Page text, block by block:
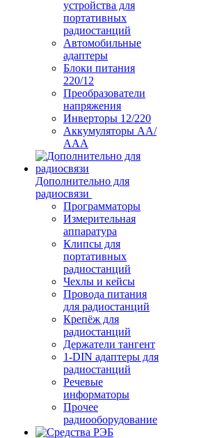
устройства для
портативных
радиостанций
Автомобильные
адаптеры
Блоки питания
220/12
Преобразователи
напряжения
Инверторы 12/220
Аккумуляторы АА/
ААА
Дополнительно для
радиосвязи
Программаторы
Измерительная
аппаратура
Клипсы для
портативных
радиостанций
Чехлы и кейсы
Провода питания
для радиостанций
Крепёж для
радиостанций
Держатели тангент
1-DIN адаптеры для
радиостанций
Речевые
информаторы
Прочее
радиооборудование